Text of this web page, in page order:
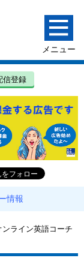
信登録
情報
ライン英語コーチ